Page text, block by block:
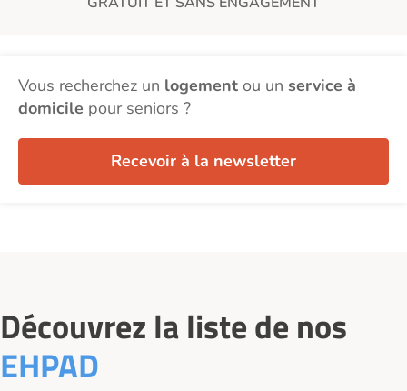
Vous recherchez un logement ou un service à
domicile pour seniors ?
Recevoir à la newsletter
Découvrez la liste de nos
EHPAD